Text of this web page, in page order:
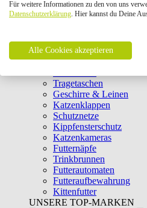
Intelligenzspielzeug
Laserpointer &
Clicker & Target Sticks
Weiteres Katzenspielzeug
Transportboxen
Tragetaschen
Geschirre & Leinen
Katzenklappen
Schutznetze
Kippfensterschutz
Katzenkameras
Futternäpfe
Trinkbrunnen
Futterautomaten
Futteraufbewahrung
Kittenfutter
UNSERE TOP-MARKEN
Für weitere Informationen zu den von uns
Datenschutzerklärung. Hier kannst du Deine
Alle Cookies akzeptieren